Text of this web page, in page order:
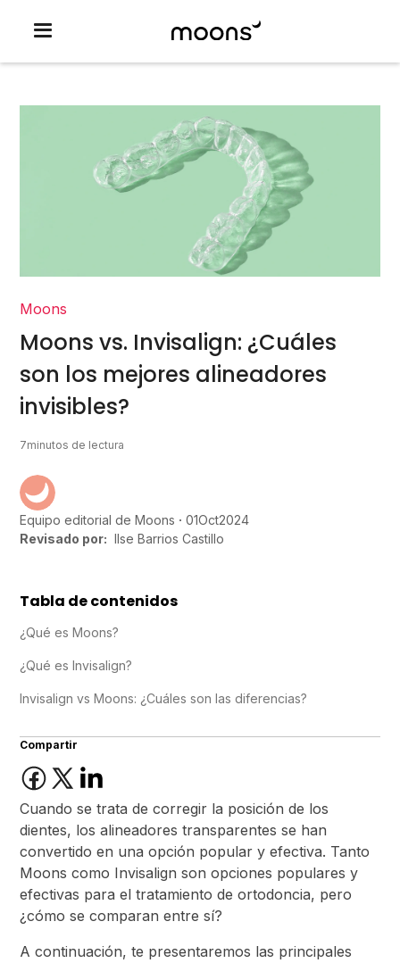
Moons
Moons vs. Invisalign: ¿Cuáles
son los mejores alineadores
invisibles?
7minutos de lectura
Equipo editorial de Moons 01Oct2024
Revisado por: Ilse Barrios Castillo
Tabla de contenidos
¿Qué es Moons?
¿Qué es Invisalign?
Invisalign vs Moons: ¿Cuáles son las diferencias?
Compartir
Cuando se trata de corregir la posición de los
dientes, los alineadores transparentes se han
convertido en una opción popular y efectiva. Tanto
Moons como Invisalign son opciones populares y
efectivas para el tratamiento de ortodoncia, pero
¿cómo se comparan entre sí?
A continuación, te presentaremos las principales